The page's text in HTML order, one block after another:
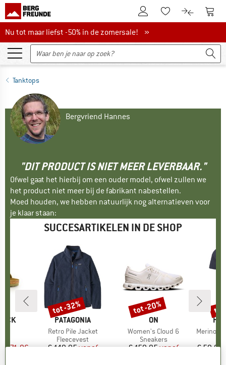
De klantenaccount
Naar deNaar de
Nu tot maar liefst -50% in de zomersale!
Nu tot maar liefst -50% in de zomersale! »
Tanktops
Bergvriend Hannes
"DIT PRODUCT IS NIET MEER LEVERBAAR."
Ofwel gaat het hierbij om een ouder model, ofwel zullen we
het product niet meer bij de fabrikant nabestellen.
Moed houden, we hebben natuurlijk nog alternatieven voor
je klaar staan:
SUCCESARTIKELEN IN DE SHOP
prijs
€ 71,96
MERK
PATAGONIA
Artikel
Retro Pile Jacket
Productgroep
Fleecevest
Prijs
€ 149,95Verlaagde prijs
vanaf
Korting
tot -32%
MERK
ON
Artikel
Women's Cloud 6
Productgroep
Sneakers
Prijs
€ 159,95Verlaagde prijs
vanaf
Korting
tot -20%
Artikel
MerinoMix150
€ 59,95
tot